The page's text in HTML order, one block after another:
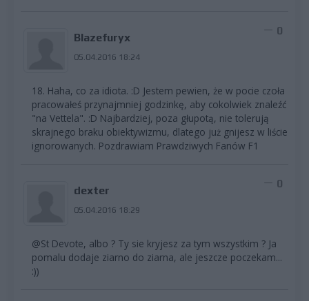
Blazefuryx
05.04.2016 18:24
0
18. Haha, co za idiota. :D Jestem pewien, że w pocie czoła
pracowałeś przynajmniej godzinkę, aby cokolwiek znaleźć
"na Vettela". :D Najbardziej, poza głupotą, nie tolerują
skrajnego braku obiektywizmu, dlatego już gnijesz w liście
ignorowanych. Pozdrawiam Prawdziwych Fanów F1
dexter
05.04.2016 18:29
0
@St Devote, albo ? Ty sie kryjesz za tym wszystkim ? Ja
pomalu dodaje ziarno do ziarna, ale jeszcze poczekam...
:))